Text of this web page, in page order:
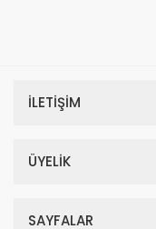
İLETİŞİM
ÜYELİK
SAYFALAR